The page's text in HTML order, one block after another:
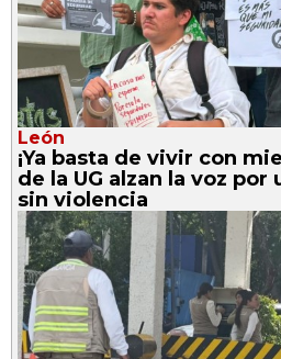
León
¡Ya basta de vivir con
de la UG alzan la voz
sin violencia